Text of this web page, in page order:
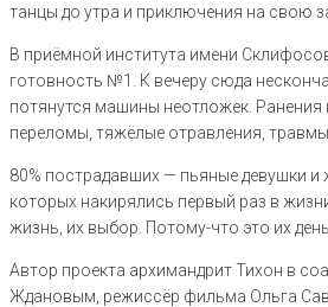
танцы до утра и приключения на свою
В приёмной института имени
готовность №1. К вечеру сюда
потянутся машины неотложек. Ранения
переломы, тяжёлые отравления, травмы
80% пострадавших — пьяные девушки и
которых накирялись первый раз в
жизнь, их выбор. Потому-что это их день.
Автор проекта архимандрит Тихон в
Ждановым, режиссёр фильма Ольга